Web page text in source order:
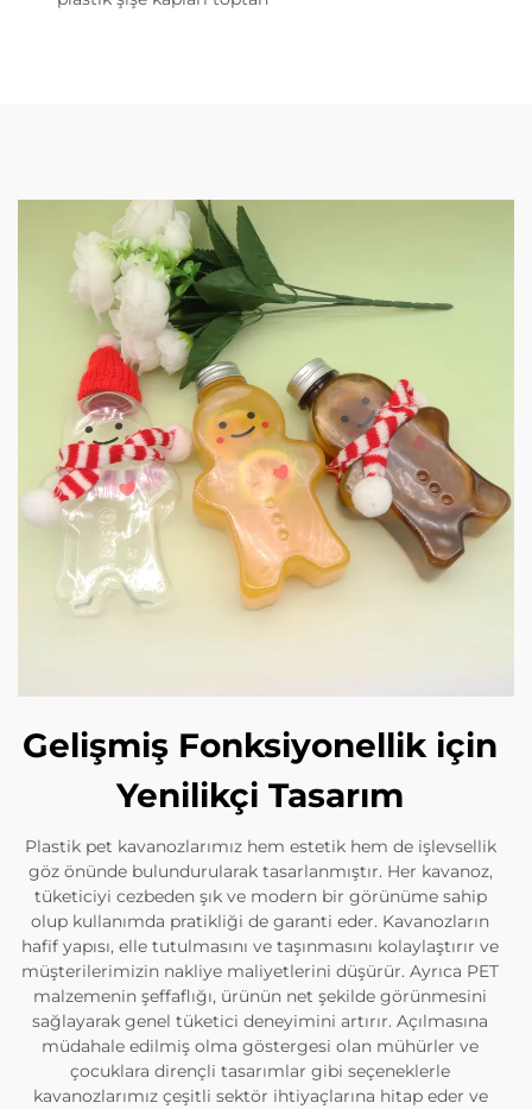
Gelişmiş Fonksiyonellik için
Yenilikçi Tasarım
Plastik pet kavanozlarımız hem estetik hem de işlevsellik
göz önünde bulundurularak tasarlanmıştır. Her kavanoz,
tüketiciyi cezbeden şık ve modern bir görünüme sahip
olup kullanımda pratikliği de garanti eder. Kavanozların
hafif yapısı, elle tutulmasını ve taşınmasını kolaylaştırır ve
müşterilerimizin nakliye maliyetlerini düşürür. Ayrıca PET
malzemenin şeffaflığı, ürünün net şekilde görünmesini
sağlayarak genel tüketici deneyimini artırır. Açılmasına
müdahale edilmiş olma göstergesi olan mühürler ve
çocuklara dirençli tasarımlar gibi seçeneklerle
kavanozlarımız çeşitli sektör ihtiyaçlarına hitap eder ve